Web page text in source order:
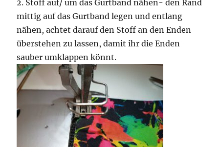
2. Stoff auf/ um das Gurtband nähen- den Rand
mittig auf das Gurtband legen und entlang
nähen, achtet darauf den Stoff an den Enden
überstehen zu lassen, damit ihr die Enden
sauber umklappen könnt.